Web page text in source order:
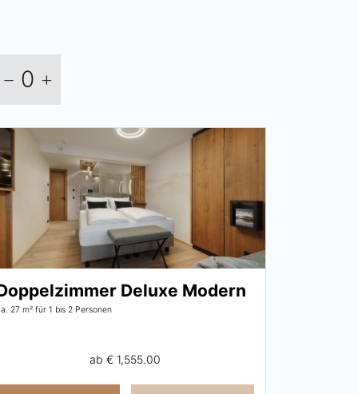
0
Deluxe Modern
27 m² für 1 bis 2 Personen
ab € 1,555.00